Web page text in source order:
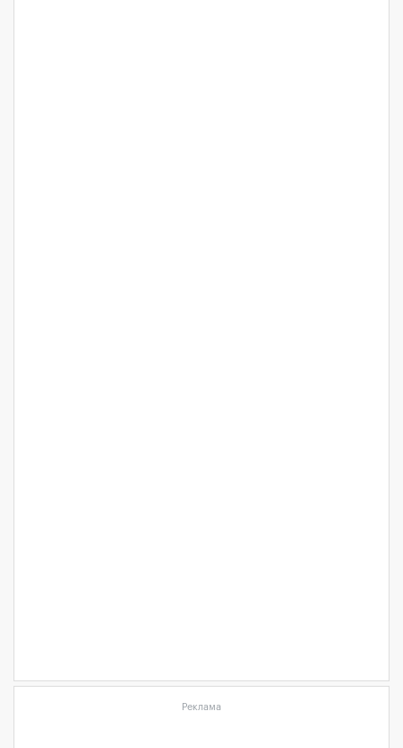
Реклама